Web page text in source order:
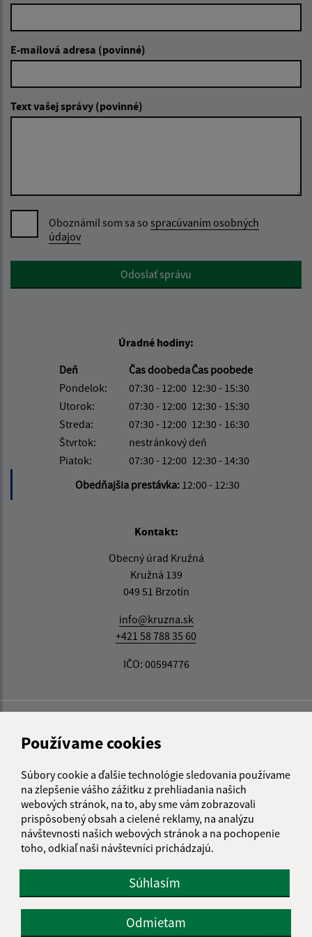
Používame cookies
Súbory cookie a ďalšie technológie sledovania používame
na zlepšenie vášho zážitku z prehliadania našich
webových stránok, na to, aby sme vám zobrazovali
prispôsobený obsah a cielené reklamy, na analýzu
návštevnosti našich webových stránok a na pochopenie
toho, odkiaľ naši návštevníci prichádzajú.
Súhlasím
Odmietam
E-mailová adresa (povinné)
Text vašej správy (povinné)
Oboznámil som sa so spracúvaním osobných
údajov
Google reCaptcha ResponseOdoslať správu
Úradné hodiny:
Deň
Čas doobedaČas poobede
Pondelok:
07:30 - 12:00 12:30 - 15:30
Utorok:
07:30 - 12:00 12:30 - 15:30
Streda:
07:30 - 12:00 12:30 - 16:30
Štvrtok:
nestránkový deň
Piatok:
07:30 - 12:00 12:30 - 14:30
Obedňajšia prestávka: 12:00 - 12:30
Kontakt:
Obecný úrad Kružná
Kružná 139
049 51 Brzotín
info@kruzna.sk
+421 58 788 35 60
IČO: 00594776
Informácie o stránke: